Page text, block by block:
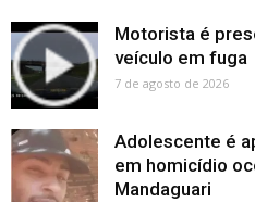
Motorista é
veículo em fuga
7 de agosto de 2026
Adolescente é
em homicídio
Mandaguari